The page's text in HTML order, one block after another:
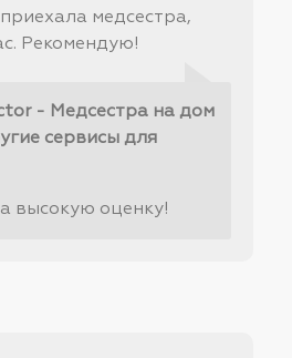
медсестра,
Рекомендую!
- Медсестра на дом
сервисы для
высокую оценку!